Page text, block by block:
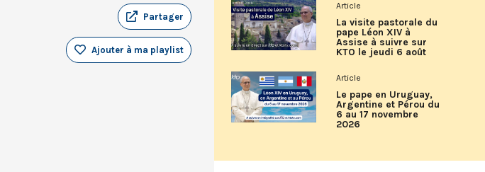
Partager
Ajouter à ma playlist
Article
La visite pastorale du
pape Léon XIV à
Assise à suivre sur
KTO le jeudi 6 août
Article
Le pape en Uruguay,
Argentine et Pérou du
6 au 17 novembre
2026